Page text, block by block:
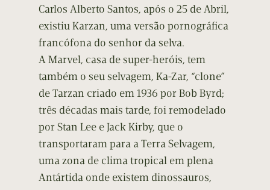
Carlos Alberto Santos, após o 25 de Abril,
existiu Karzan, uma versão pornográfica
francófona do senhor da selva.
A Marvel, casa de super-heróis, tem
também o seu selvagem, Ka-Zar, “clone”
de Tarzan criado em 1936 por Bob Byrd;
três décadas mais tarde, foi remodelado
por Stan Lee e Jack Kirby, que o
transportaram para a Terra Selvagem,
uma zona de clima tropical em plena
Antártida onde existem dinossauros,